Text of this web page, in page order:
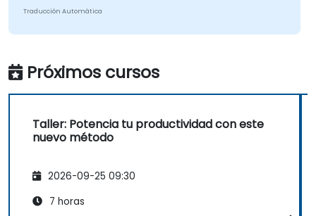
Traducción Automática
Próximos cursos
Taller: Potencia tu productividad con este
nuevo método
2026-09-25 09:30
7 horas